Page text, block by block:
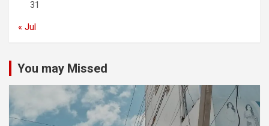
31
« Jul
You may Missed